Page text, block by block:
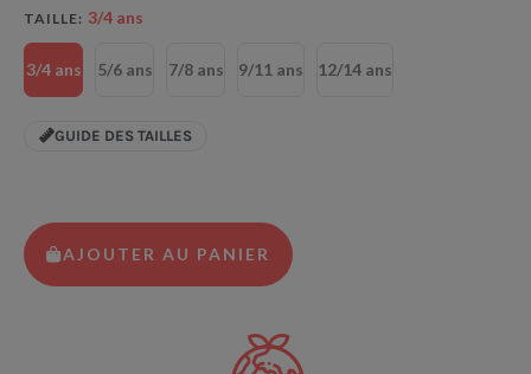
TAILLE 3/4 ans
3/4 ans 5/6 ans 7/8 ans 9/11 ans 12/14 ans
GUIDE DES TAILLES
AJOUTER AU PANIER